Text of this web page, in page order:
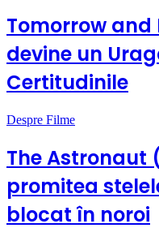
Tomorrow and
devine un
Certitudinile
Despre Filme
The Astronaut
promitea
blocat în noroi